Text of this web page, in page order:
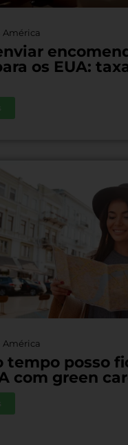
América
os EUA:
América
tempo posso
com green